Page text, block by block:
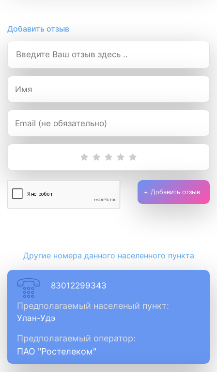
Добавить отзыв
Добавить отзыв
Другие номера данного населенного пункта
83012299343
Предполагаемый населеный пункт:
Улан-Удэ
Предполагаемый оператор:
ПАО "Ростелеком"